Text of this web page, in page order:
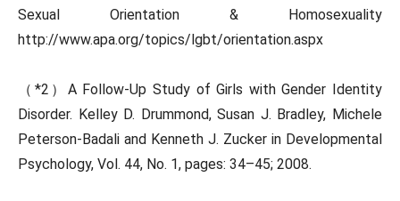
Sexual Orientation & Homosexuality
http://www.apa.org/topics/lgbt/orientation.aspx
（*2）A Follow-Up Study of Girls with Gender Identity
Disorder. Kelley D. Drummond, Susan J. Bradley, Michele
Peterson-Badali and Kenneth J. Zucker in Developmental
Psychology, Vol. 44, No. 1, pages: 34–45; 2008.